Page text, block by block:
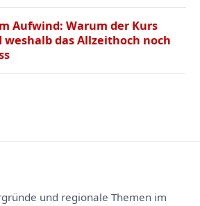
Aufwind: Warum der Kurs
weshalb das Allzeithoch noch
und regionale Themen im